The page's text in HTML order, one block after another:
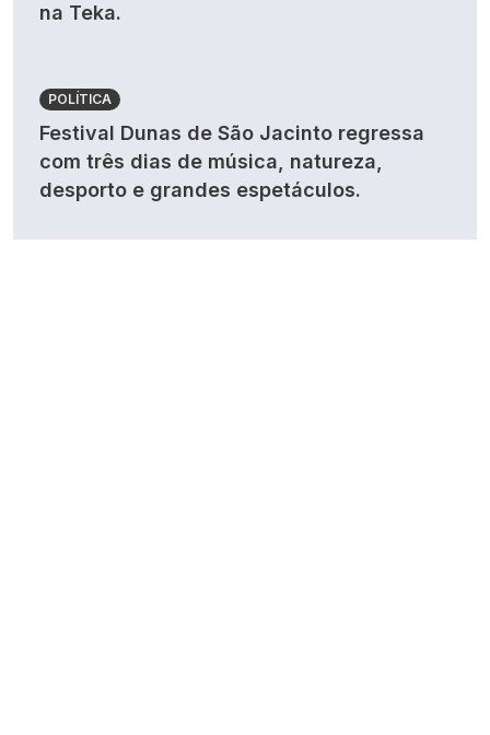
na Teka.
POLÍTICA
Festival Dunas de São Jacinto regressa
com três dias de música, natureza,
desporto e grandes espetáculos.